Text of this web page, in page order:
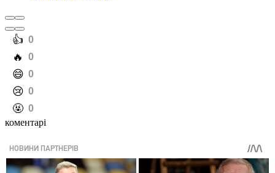
️👍 0
️🔥 0
️😄 0
️😢 0
️🤬 0
коментарі